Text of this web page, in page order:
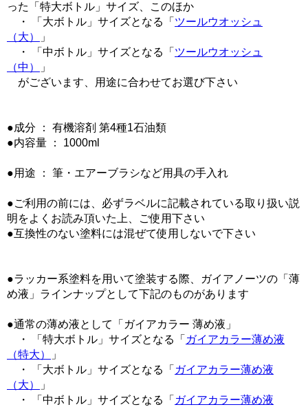
った「特大ボトル」サイズ、このほか
・ 「大ボトル」サイズとなる「 ツールウオッシュ
（大）
」
・ 「中ボトル」サイズとなる「 ツールウオッシュ
（中）
」
がございます、用途に合わせてお選び下さい
●成分 ： 有機溶剤 第4種1石油類
●内容量 ： 1000ml
●用途 ： 筆・エアーブラシなど用具の手入れ
●ご利用の前には、必ずラベルに記載されている取り扱い説
明をよくお読み頂いた上、ご使用下さい
●互換性のない塗料には混ぜて使用しないで下さい
●ラッカー系塗料を用いて塗装する際、ガイアノーツの「薄
め液」ラインナップとして下記のものがあります
●通常の薄め液として「ガイアカラー 薄め液」
・ 「特大ボトル」サイズとなる「 ガイアカラー薄め液
（特大）
」
・ 「大ボトル」サイズとなる「 ガイアカラー薄め液
（大）
」
・ 「中ボトル」サイズとなる「 ガイアカラー薄め液